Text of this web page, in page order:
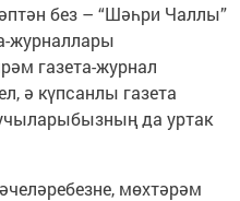
без – “Шәһри Чаллы”
журналлары
газета-журнал
ә күпсанлы газета
да уртак
мөхтәрәм